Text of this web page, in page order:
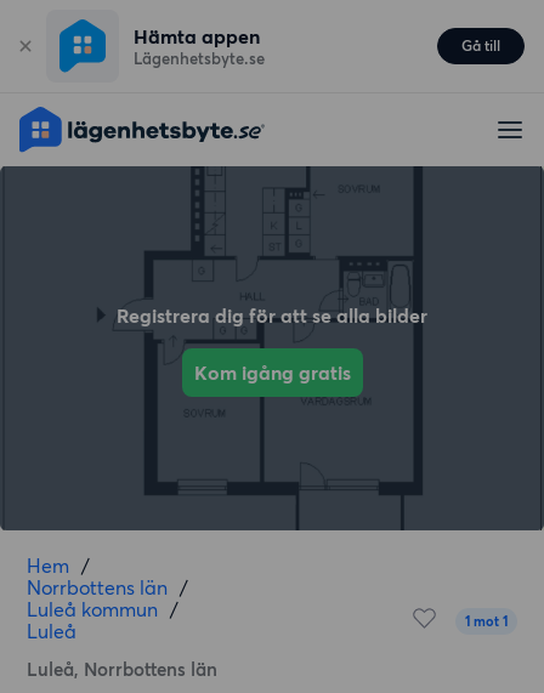
Hämta appen
Lägenhetsbyte.se
Gå till
Registrera dig för att se alla bilder
Kom igång gratis
Hem /
Norrbottens län /
Luleå kommun /
Luleå
Luleå, Norrbottens län
1 mot 1